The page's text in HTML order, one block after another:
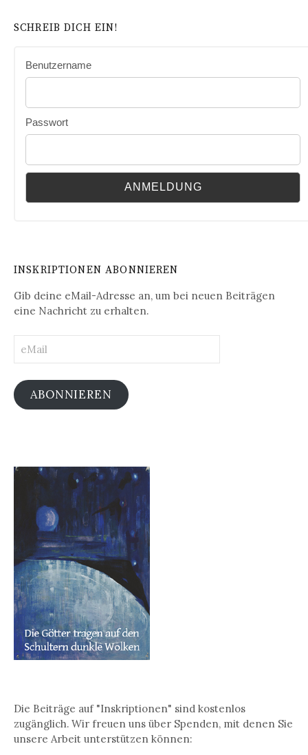
SCHREIB DICH EIN!
Benutzername
Passwort
INSKRIPTIONEN ABONNIEREN
Gib deine eMail-Adresse an, um bei neuen Beiträgen
eine Nachricht zu erhalten.
ABONNIEREN
Die Beiträge auf "Inskriptionen" sind kostenlos
zugänglich. Wir freuen uns über Spenden, mit denen Sie
unsere Arbeit unterstützen können: